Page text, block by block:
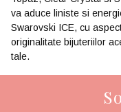
va aduce liniste si
Swarovski ICE, cu
originalitate bijuteriilor
tale.